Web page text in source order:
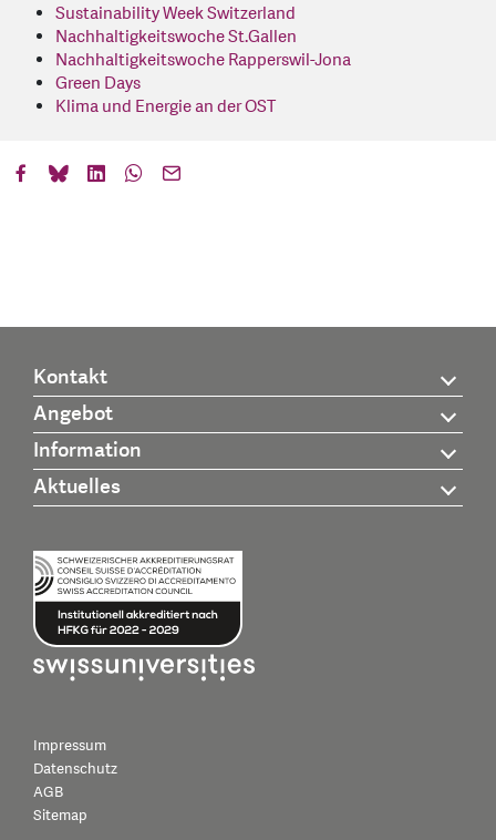
Sustainability Week Switzerland
Nachhaltigkeitswoche St.Gallen
Nachhaltigkeitswoche Rapperswil-Jona
Green Days
Klima und Energie an der OST
Kontakt
Angebot
Information
Aktuelles
Impressum
Datenschutz
AGB
Sitemap